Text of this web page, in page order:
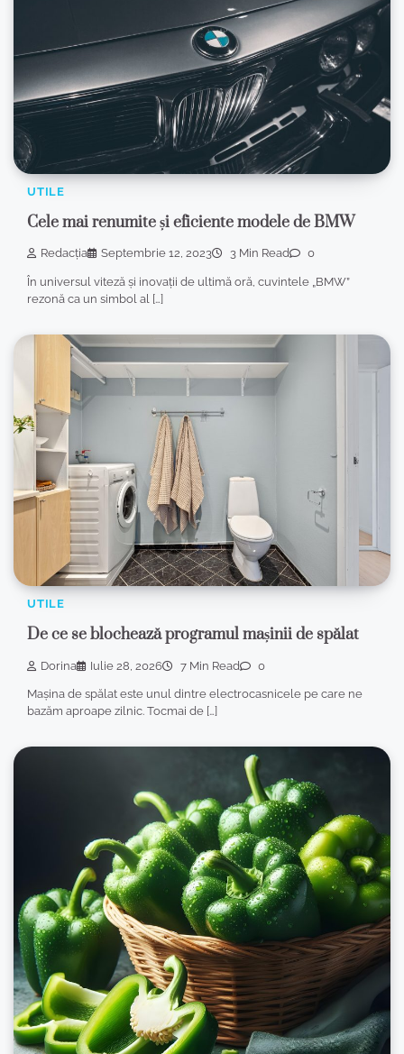
UTILE
Cele mai renumite și eficiente modele de BMW
Redacția Septembrie 12, 2023 3 Min Read 0
În universul viteză și inovații de ultimă oră, cuvintele „BMW”
rezonă ca un simbol al […]
UTILE
De ce se blochează programul mașinii de spălat
Dorina Iulie 28, 2026 7 Min Read 0
Mașina de spălat este unul dintre electrocasnicele pe care ne
bazăm aproape zilnic. Tocmai de […]